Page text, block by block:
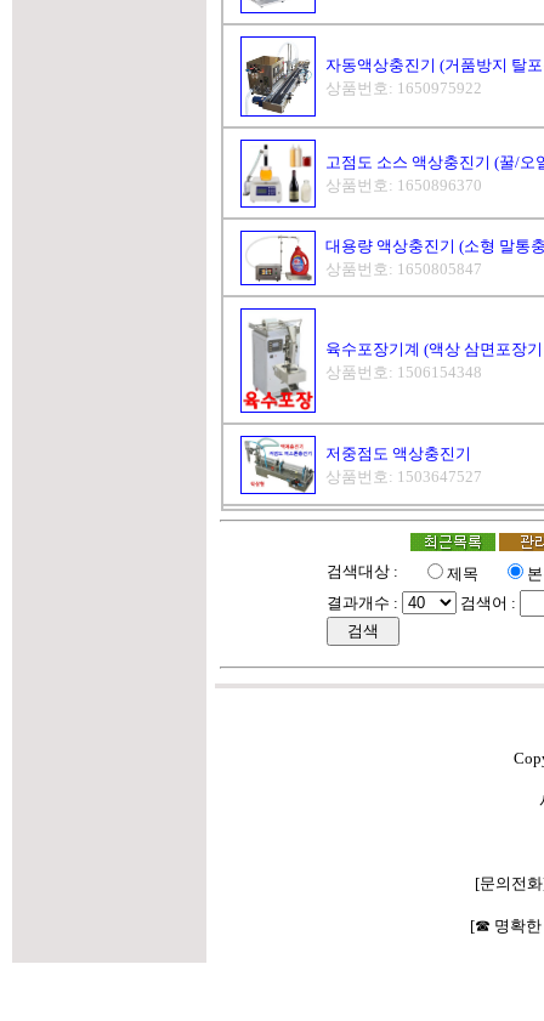
자동액상충진기 (거품방지 탈
상품번호: 1650975922
고점도 소스 액상충진기 (꿀/오
상품번호: 1650896370
대용량 액상충진기 (소형 말통
상품번호: 1650805847
육수포장기계 (액상 삼면포장
상품번호: 1506154348
저중점도 액상충진기
상품번호: 1503647527
검색대상 : 제목
결과개수 :
검색어 :
[문의전
[☎ 명확한